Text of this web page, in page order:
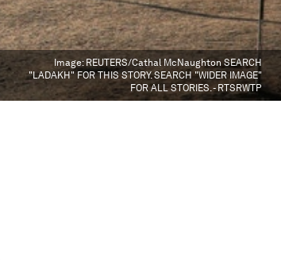
Image: REUTERS/Cathal McNaughton SEARCH
"LADAKH" FOR THIS STORY. SEARCH "WIDER IMAGE"
FOR ALL STORIES. - RTSRWTP